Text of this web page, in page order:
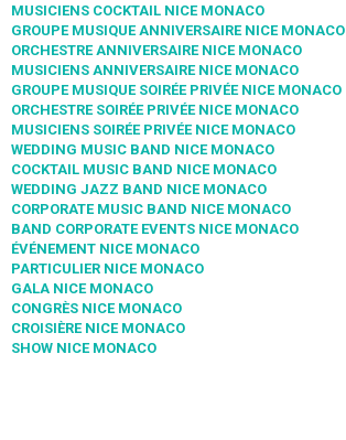
MUSICIENS COCKTAIL NICE MONACO
GROUPE MUSIQUE ANNIVERSAIRE NICE MONACO
ORCHESTRE ANNIVERSAIRE NICE MONACO
MUSICIENS ANNIVERSAIRE NICE MONACO
GROUPE MUSIQUE SOIRÉE PRIVÉE NICE MONACO
ORCHESTRE SOIRÉE PRIVÉE NICE MONACO
MUSICIENS SOIRÉE PRIVÉE NICE MONACO
WEDDING MUSIC BAND NICE MONACO
COCKTAIL MUSIC BAND NICE MONACO
WEDDING JAZZ BAND NICE MONACO
CORPORATE MUSIC BAND NICE MONACO
BAND CORPORATE EVENTS NICE MONACO
ÉVÉNEMENT NICE MONACO
PARTICULIER NICE MONACO
GALA NICE MONACO
CONGRÈS NICE MONACO
CROISIÈRE NICE MONACO
SHOW NICE MONACO